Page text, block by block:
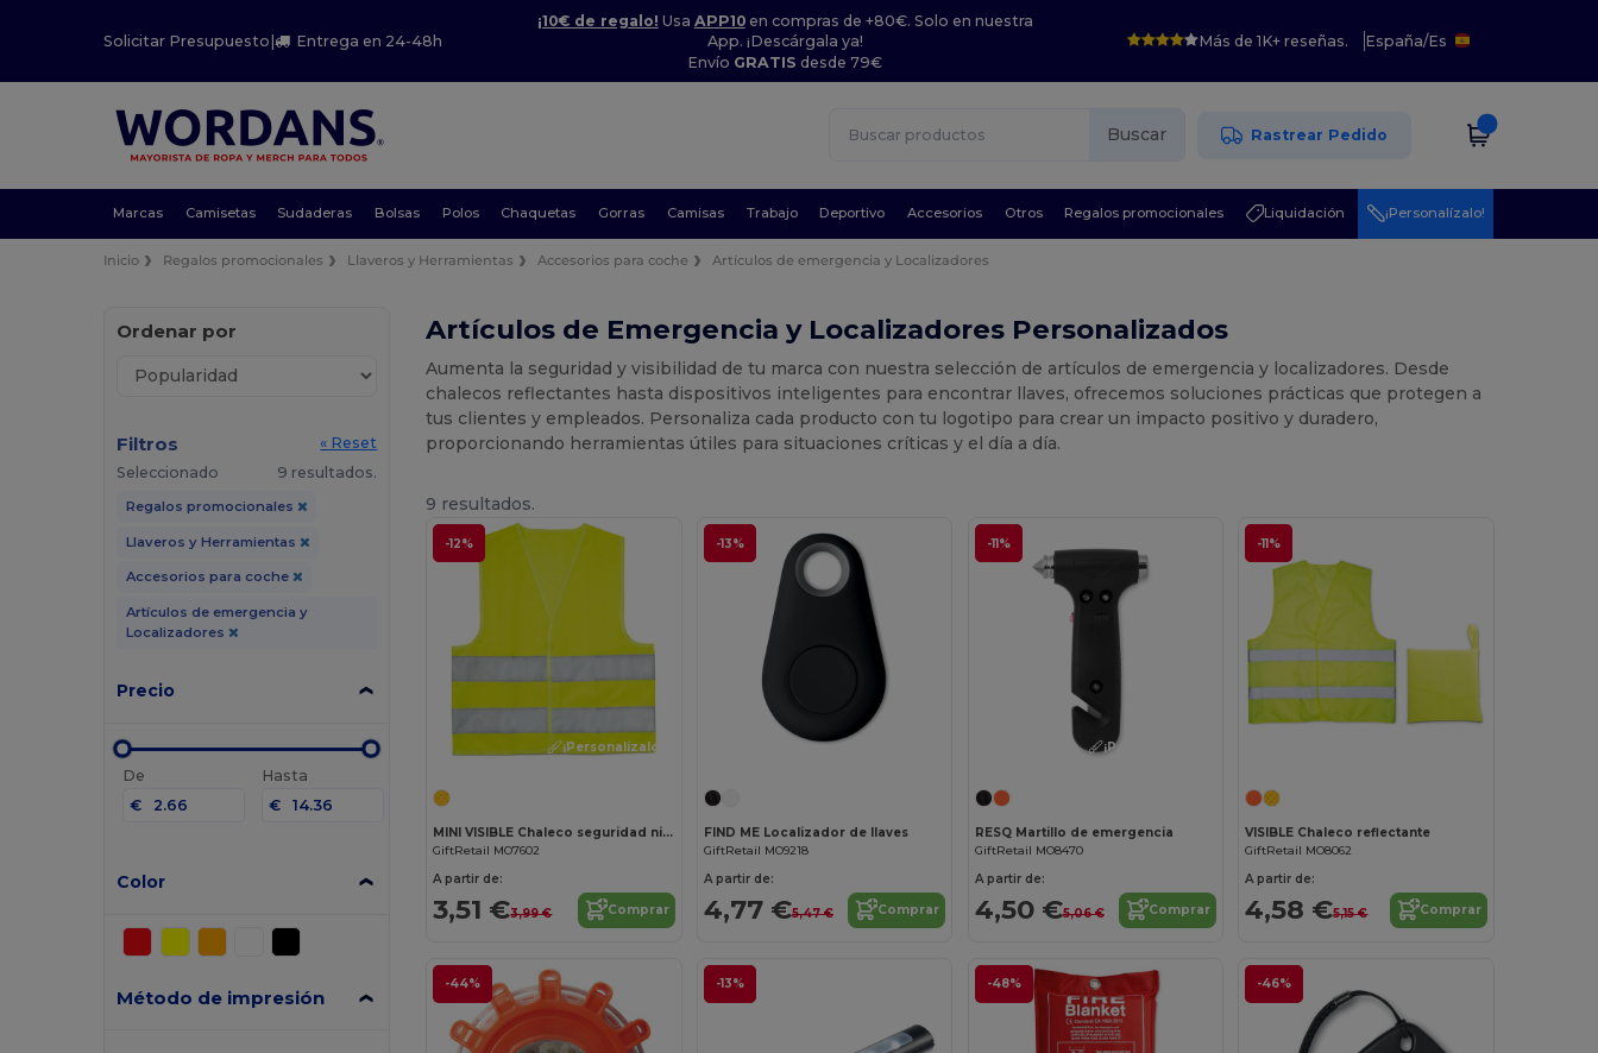
Solicitar Presupuesto | Entrega en 24-48h
¡10€ de regalo! Usa APP10en compras de +80€. Solo en nuestra
App. ¡Descárgala ya!
Envío GRATIS desde 79€
Más de 1K+ reseñas. España/Es
Buscar Rastrear Pedido
Marcas Camisetas Sudaderas Bolsas Polos Chaquetas Gorras Camisas Trabajo Deportivo Accesorios Otros Regalos promocionales Liquidación ¡Personalízalo!
Inicio Regalos promocionales Llaveros y Herramientas Accesorios para coche Artículos de emergencia y Localizadores
Ordenar por
Filtros
« Reset
Seleccionado
9 resultados.
Regalos promocionales
Llaveros y Herramientas
Accesorios para coche
Artículos de emergencia y
Localizadores
Precio
De
€
Hasta
€
Color
Método de impresión
Artículos de Emergencia y Localizadores Personalizados
Aumenta la seguridad y visibilidad de tu marca con nuestra selección de artículos de emergencia y localizadores. Desde
chalecos reflectantes hasta dispositivos inteligentes para encontrar llaves, ofrecemos soluciones prácticas que protegen a
tus clientes y empleados. Personaliza cada producto con tu logotipo para crear un impacto positivo y duradero,
proporcionando herramientas útiles para situaciones críticas y el día a día.
9 resultados.
-12%
¡Personalízalo!
MINI VISIBLE Chaleco seguridad niños
GiftRetail MO7602
A partir de:
3,51 €3,99 € Comprar
-13%
FIND ME Localizador de llaves
GiftRetail MO9218
A partir de:
4,77 €5,47 € Comprar
-11%
¡Personalízalo!
RESQ Martillo de emergencia
GiftRetail MO8470
A partir de:
4,50 €5,06 € Comprar
-11%
VISIBLE Chaleco reflectante
GiftRetail MO8062
A partir de:
4,58 €5,15 € Comprar
-44% -13% -48% -46%